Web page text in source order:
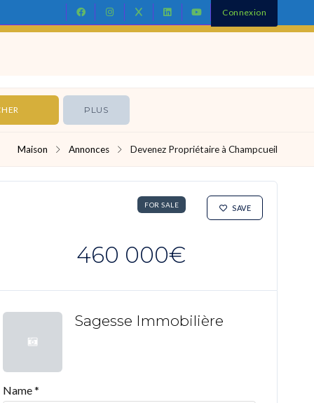
Connexion
PLUS
Maison Annonces Devenez Propriétaire à Champcueil
FOR SALE SAVE
460 000€
Sagesse Immobilière
Name *